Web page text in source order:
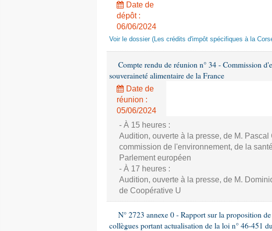
Date de
dépôt :
06/06/2024
Voir le dossier (Les crédits d'impôt spécifiques à la
Compte rendu de réunion n° 34 - Commission
souveraineté alimentaire de la France
Date de
réunion :
05/06/2024
- À 15 heures :
Audition, ouverte à la presse, de M.
commission de l'environnement, de la
Parlement européen
- À 17 heures :
Audition, ouverte à la presse, de M.
de Coopérative U
N° 2723 annexe 0 - Rapport sur la proposition
collègues portant actualisation de la loi n° 46-451